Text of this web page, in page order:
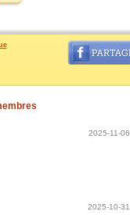
2025-11-06
2025-10-31